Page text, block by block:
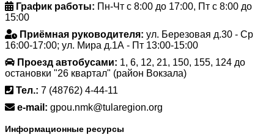
График работы: Пн-Чт с 8:00 до 17:00, Пт с 8:00 до
15:00
Приёмная руководителя: ул. Березовая д.30 - Ср
16:00-17:00; ул. Мира д.1А - Пт 13:00-15:00
Проезд автобусами: 1, 6, 12, 21, 150, 155, 124 до
остановки "26 квартал" (район Вокзала)
Тел.: 7 (48762) 4-44-11
e-mail: gpou.nmk@tularegion.org
Информационные ресурсы